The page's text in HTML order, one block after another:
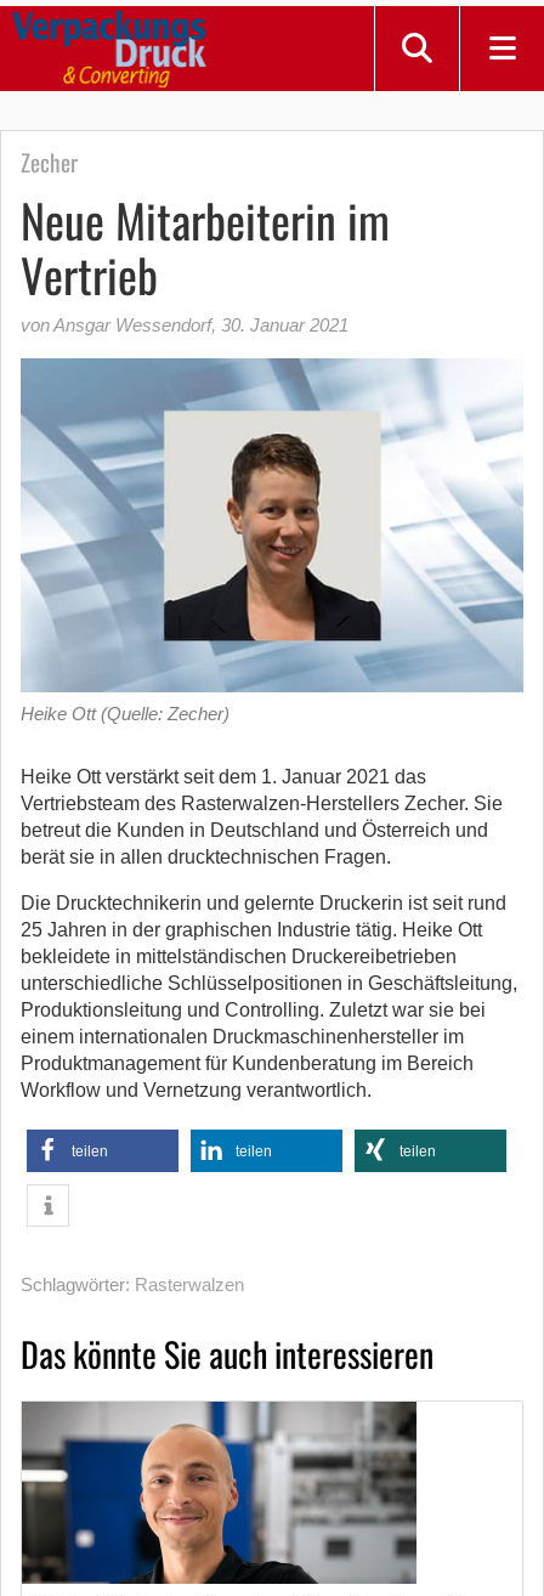
Zecher
Neue Mitarbeiterin im
Vertrieb
von Ansgar Wessendorf, 30. Januar 2021
Heike Ott (Quelle: Zecher)
Heike Ott verstärkt seit dem 1. Januar 2021 das
Vertriebsteam des Rasterwalzen-Herstellers Zecher. Sie
betreut die Kunden in Deutschland und Österreich und
berät sie in allen drucktechnischen Fragen.
Die Drucktechnikerin und gelernte Druckerin ist seit rund
25 Jahren in der graphischen Industrie tätig. Heike Ott
bekleidete in mittelständischen Druckereibetrieben
unterschiedliche Schlüsselpositionen in Geschäftsleitung,
Produktionsleitung und Controlling. Zuletzt war sie bei
einem internationalen Druckmaschinenhersteller im
Produktmanagement für Kundenberatung im Bereich
Workflow und Vernetzung verantwortlich.
teilen teilen teilen
Schlagwörter: Rasterwalzen
Das könnte Sie auch interessieren